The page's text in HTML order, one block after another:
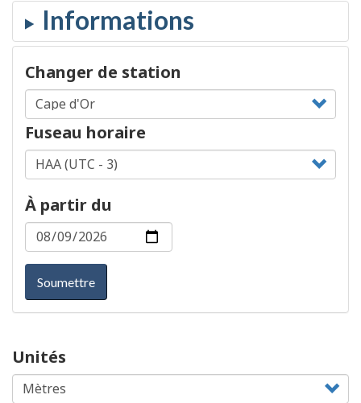
Changer de station
Fuseau horaire
À partir du
Soumettre
Unités